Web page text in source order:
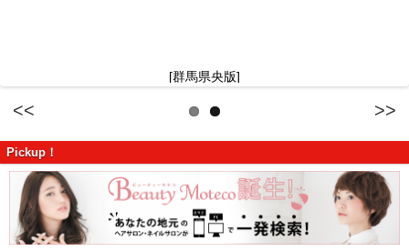
[群馬県央版]
Pickup！